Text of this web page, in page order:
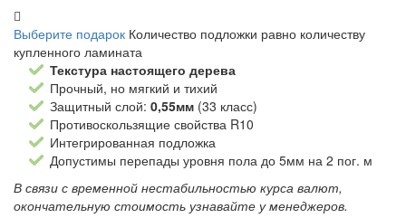
Выберите подарок Количество подложки равно количеству
купленного ламината
Текстура настоящего дерева
Прочный, но мягкий и тихий
Защитный слой: 0,55мм (33 класс)
Противоскользящие свойства R10
Интегрированная подложка
Допустимы перепады уровня пола до 5мм на 2 пог. м
В связи с временной нестабильностью курса валют,
окончательную стоимость узнавайте у менеджеров.